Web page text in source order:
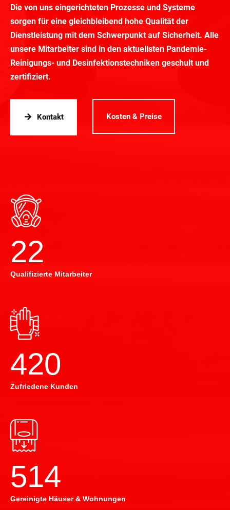
Die von uns eingerichteten Prozesse und Systeme
sorgen für eine gleichbleibend hohe Qualität der
Dienstleistung mit dem Schwerpunkt auf Sicherheit. Alle
unsere Mitarbeiter sind in den aktuellsten Pandemie-
Reinigungs- und Desinfektionstechniken geschult und
zertifiziert.
Kontakt Kosten & Preise
22
Qualifizierte Mitarbeiter
420
Zufriedene Kunden
514
Gereinigte Häuser & Wohnungen